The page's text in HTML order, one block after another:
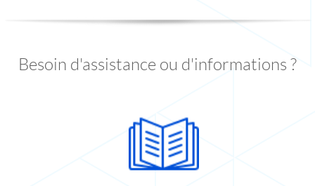
Besoin d'assistance ou d'informations ?